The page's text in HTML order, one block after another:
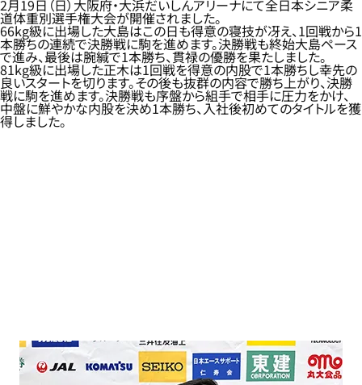
2月19日（日）大阪府・大浜だいしんアリーナにて全日本シニア柔
道体重別選手権大会が開催されました。
66kg級に出場した大島はこの日も得意の寝技が冴え、1回戦から1
本勝ちの連続で決勝戦に駒を進めます。決勝戦も終始大島ペース
で進み、最後は腕緘で1本勝ち、貫禄の優勝を果たしました。
81kg級に出場した正木は1回戦を得意の内股で1本勝ちし幸先の
良いスタートを切ります。その後も抜群の内容で勝ち上がり、決勝
戦に駒を進めます。決勝戦も序盤から組手で相手に圧力をかけ、
中盤に鮮やかな内股を決め1本勝ち、入社後初めてのタイトルを獲
得しました。